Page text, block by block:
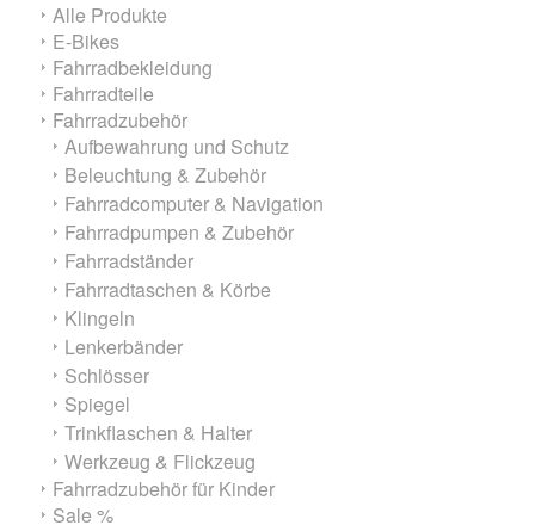
Alle Produkte
E-Bikes
Fahrradbekleidung
Fahrradteile
Fahrradzubehör
Aufbewahrung und Schutz
Beleuchtung & Zubehör
Fahrradcomputer & Navigation
Fahrradpumpen & Zubehör
Fahrradständer
Fahrradtaschen & Körbe
Klingeln
Lenkerbänder
Schlösser
Spiegel
Trinkflaschen & Halter
Werkzeug & Flickzeug
Fahrradzubehör für Kinder
Sale %